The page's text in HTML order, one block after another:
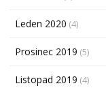
Leden 2020 (4)
Prosinec 2019 (5)
Listopad 2019 (4)